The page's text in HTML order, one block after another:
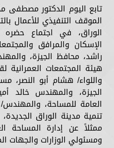
تابع اليوم الدكتور مصطفى
الموقف التنفيذي للأعمال
الوراق، في اجتماع حضره
الإسكان والمرافق
راشد، محافظ الجيزة،
هيئة المجتمعات العمرانية
واللواء/ هشام أبو النصر،
الجيزة، والمهندس خالد
العامة للمساحة،
تنمية مدينة الوراق
ممثلاً عن إدارة المساحة
ومسئولي الوزارات والجهات